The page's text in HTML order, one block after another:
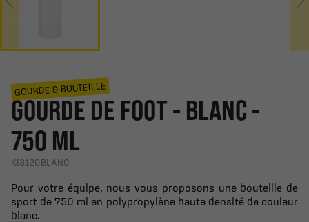
GOURDE & BOUTEILLE
GOURDE DE FOOT - BLANC -
750 ML
KI3120BLANC
Pour votre équipe, nous vous proposons une bouteille de
sport de 750 ml en polypropylène haute densité de couleur
blanc.